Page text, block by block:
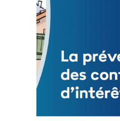
Mise à jour avril 2024
FEUILLETER